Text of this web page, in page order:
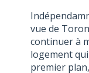
vue de
continuer à
logement
premier